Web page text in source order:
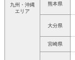
九州・沖縄
エリア
熊本県
大分県
宮崎県